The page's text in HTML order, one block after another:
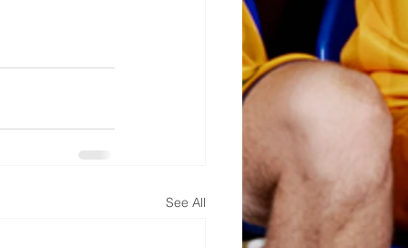
See All